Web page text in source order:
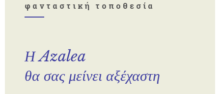
φανταστική τοποθεσία
Η Azalea
θα σας μείνει αξέχαστη